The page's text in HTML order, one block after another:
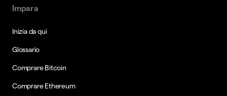
Impara
Inizia da qui
Glossario
Comprare Bitcoin
Comprare Ethereum